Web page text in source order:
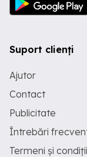
Suport clienți
Ajutor
Contact
Publicitate
Întrebări
Termeni și condiții